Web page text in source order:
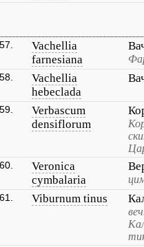
Vachellia
farnesiana
Vachellia
hebeclada
Verbascum
densiflorum
Veronica
cymbalaria
Viburnum tinus